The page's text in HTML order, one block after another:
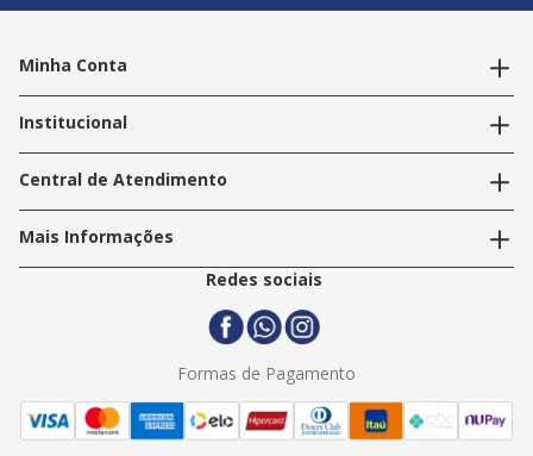
Minha Conta
Editar endereços
Institucional
Nossas Lojas
Trabalhe Conosco
Central de Atendimento
Política de Privacidade
Termos e Condições
Politica de Entrega
Mais Informações
2ª Via Nota Fiscal
Redes sociais
Formas de Pagamento